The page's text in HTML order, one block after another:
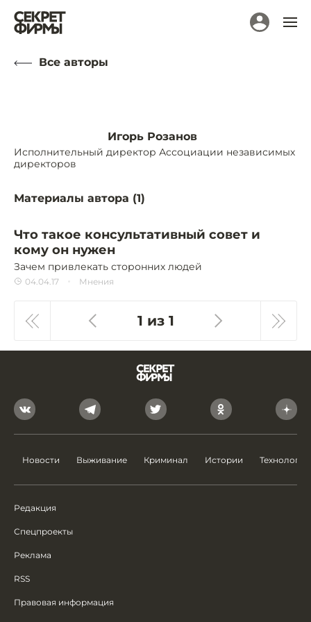
Все авторы
Игорь Розанов
Исполнительный директор Ассоциации независимых
директоров
Материалы автора (1)
Что такое консультативный совет и
кому он нужен
Зачем привлекать сторонних людей
04.04.17 Мнения
1 из 1
Новости Выживание Криминал Истории Технологии
Редакция
Спецпроекты
Реклама
RSS
Правовая информация